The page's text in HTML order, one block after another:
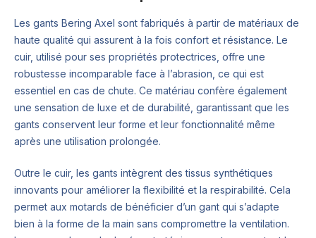
Les gants Bering Axel sont fabriqués à partir de matériaux de
haute qualité qui assurent à la fois confort et résistance. Le
cuir, utilisé pour ses propriétés protectrices, offre une
robustesse incomparable face à l’abrasion, ce qui est
essentiel en cas de chute. Ce matériau confère également
une sensation de luxe et de durabilité, garantissant que les
gants conservent leur forme et leur fonctionnalité même
après une utilisation prolongée.
Outre le cuir, les gants intègrent des tissus synthétiques
innovants pour améliorer la flexibilité et la respirabilité. Cela
permet aux motards de bénéficier d’un gant qui s’adapte
bien à la forme de la main sans compromettre la ventilation.